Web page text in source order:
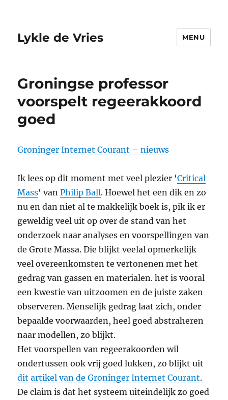
Lykle de Vries MENU
Groningse professor
voorspelt regeerakkoord
goed
Groninger Internet Courant – nieuws
Ik lees op dit moment met veel plezier ‘Critical
Mass‘ vanPhilip Ball. Hoewel het een dik en zo
nu en dan niet al te makkelijk boek is, pik ik er
geweldig veel uit op over de stand van het
onderzoek naar analyses en voorspellingen van
de Grote Massa. Die blijkt veelal opmerkelijk
veel overeenkomsten te vertonenen met het
gedrag van gassen en materialen. het is vooral
een kwestie van uitzoomen en de juiste zaken
observeren. Menselijk gedrag laat zich, onder
bepaalde voorwaarden, heel goed abstraheren
naar modellen, zo blijkt.
Het voorspellen van regeerakoorden wil
ondertussen ook vrij goed lukken, zo blijkt uit
dit artikel van de Groninger Internet Courant.
De claim is dat het systeem uiteindelijk zo goed